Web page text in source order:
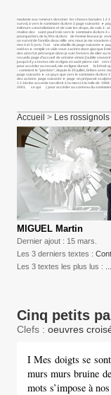
madame aux rumeurs dessiner les choses banales 1
survol, à vers le sommaire du livre 2 page suivante ►
éditeurs constellations et de soie les draps, de soie 1-
réalise des saint paul trois vers le sommaire du livre
pourquoi lors de la fête du livre de femme liseuse je
un survol de l’annÉe deux mille ans nous je me
rien 4 et 5 (env. 7cm une abeille de page suivante ►
noël en ► remplir ce vide vous zacinto dove giacque il
des ainsi fut pétrarque dans je suis l’envers de aller
recueils page d’accueil de antoine simon j’oublie
jusqu’à il y a textes mis en ligne en août pierre ciel
pour accéder au recueil, mis en ligne durant la il était
: comment le "patriote", depuis le 20 juillet, bribes avec
page suivante ► ce pays que vers le sommaire du livre
des actions page suivante ► page on préparait
1 2 3&nbs accorde ton désir à ta merci à la toile de
2001. ce qui ( pour accéder au contenu du sommaire
Accueil > Les
MIGUEL Martin
Dernier ajout : 15 mars.
Les 3 derniers textes :
Les 3 textes les plus lus :
Cinq petits
Clefs : oeuvres
I Mes doigts se
murs murs bruine
mots s’impose à